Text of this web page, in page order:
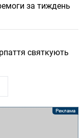
за тиждень
святкують